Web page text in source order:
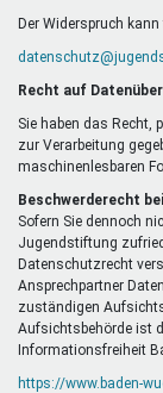
Der Widerspruch
Recht auf
Sie haben das Recht,
zur Verarbeitung
maschinenlesbaren
Beschwerderecht
Sofern Sie dennoch
Jugendstiftung
Datenschutzrecht
Ansprechpartner
zuständigen
Aufsichtsbehörde ist
Informationsfreiheit
https://www.baden-